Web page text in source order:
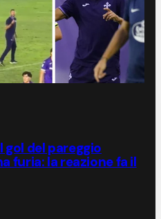
gol del pareggio
furia: la reazione fa il